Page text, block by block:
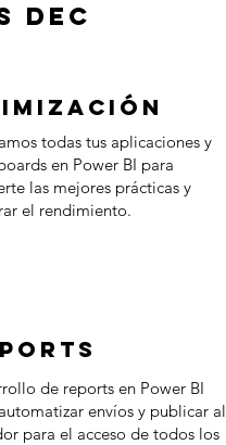
dec
todas tus aplicaciones y
en Power BI para
las mejores prácticas y
el rendimiento.
de reports en Power BI
envíos y publicar al
para el acceso de todos los